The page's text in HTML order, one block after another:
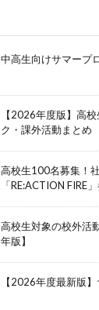
中高生向けサマープ
【2026年度版】高
ク・課外活動まとめ
高校生100名募集！
「RE:ACTION FIRE
高校生対象の校外活
年版】
【2026年度最新版